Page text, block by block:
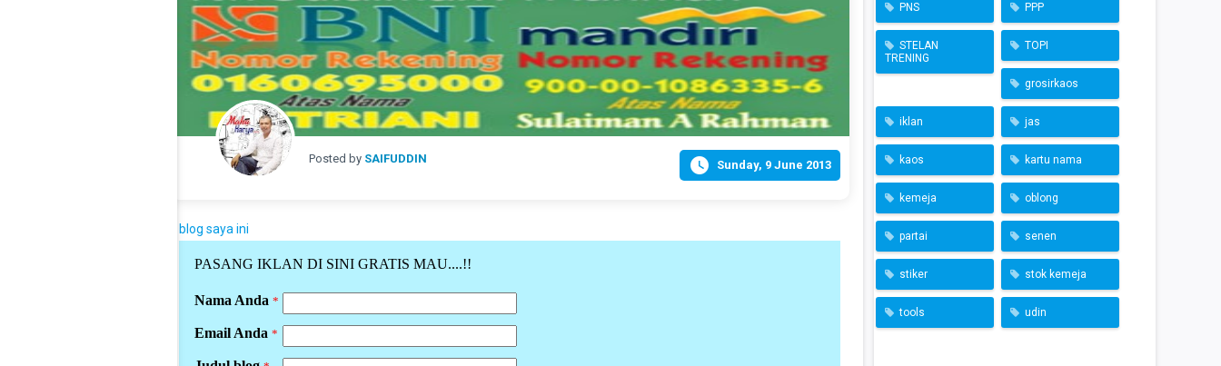
Posted by SAIFUDDIN  Sunday, 9 June 2013
blog saya ini
PNS PPP
STELAN
TRENING
TOPI
grosirkaos
iklan jas
kaos kartu nama
kemeja oblong
partai senen
stiker stok kemeja
tools udin